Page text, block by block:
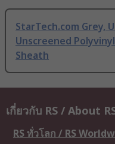
StarTech.com Grey,
Unscreened
Sheath
เกี่ยวกับ RS / About
RS ทั่วโลก / RS